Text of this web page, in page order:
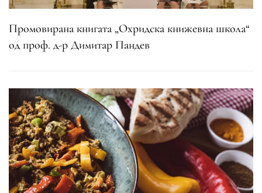
Промовирана книгата „Охридска книжевна школа“
од проф. д-р Димитар Пандев